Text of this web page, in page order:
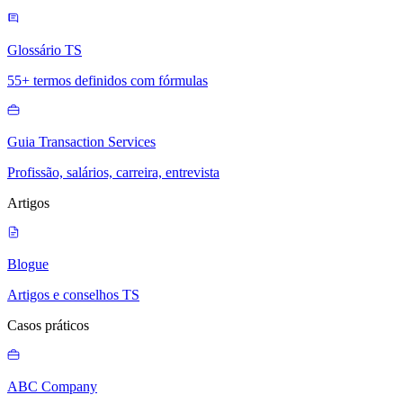
Glossário TS
55+ termos definidos com fórmulas
Guia Transaction Services
Profissão, salários, carreira, entrevista
Artigos
Blogue
Artigos e conselhos TS
Casos práticos
ABC Company